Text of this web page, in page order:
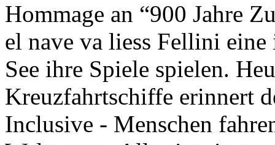
Hommage an “900 Jahre
el nave va liess Fellini
See ihre Spiele spielen.
Kreuzfahrtschiffe erinnert
Inclusive - Menschen